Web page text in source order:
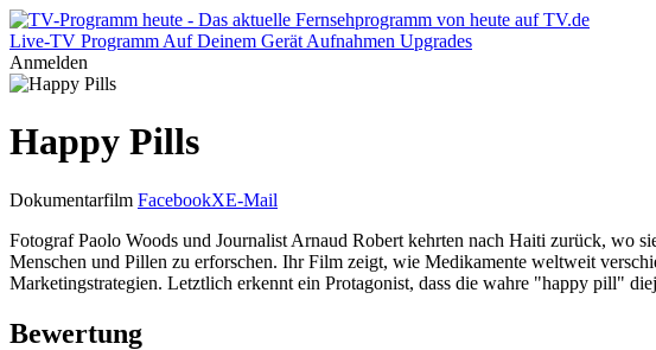
Live-TV Programm Auf Deinem Gerät Aufnahmen Upgrades
Anmelden
Happy Pills
Dokumentarfilm FacebookXE-Mail
Fotograf Paolo Woods und Journalist Arnaud Robert kehrten nach Haiti zurück, wo
Menschen und Pillen zu erforschen. Ihr Film zeigt, wie Medikamente weltweit
Marketingstrategien. Letztlich erkennt ein Protagonist, dass die wahre "happy pill"
Bewertung